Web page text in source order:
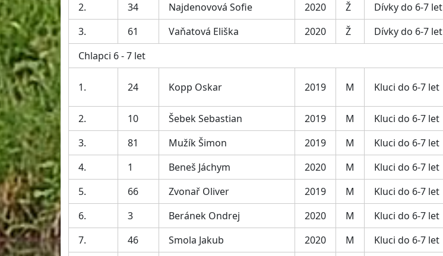
2.
34 Najdenovová Sofie 2020 Ž Dívky do 6-7 let
3.
61 Vaňatová Eliška 2020 Ž Dívky do 6-7 let
Chlapci 6 - 7 let
1. 24 Kopp Oskar 2019 M Kluci do 6-7 let
2. 10 Šebek Sebastian 2019 M Kluci do 6-7 let
3.
81 Mužík Šimon 2019 M Kluci do 6-7 let
4.
1 Beneš Jáchym 2020 M Kluci do 6-7 let
5.
66 Zvonař Oliver 2019 M Kluci do 6-7 let
6.
3 Beránek Ondrej 2020 M Kluci do 6-7 let
7.
46 Smola Jakub 2020 M Kluci do 6-7 let